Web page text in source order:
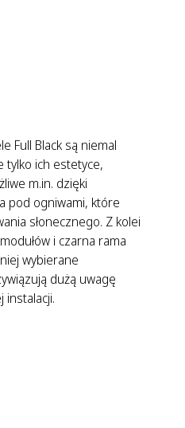
Full Black są niemal
tylko ich estetyce,
m.in. dzięki
pod ogniwami, które
słonecznego. Z kolei
i czarna rama
wybierane
dużą uwagę
instalacji.